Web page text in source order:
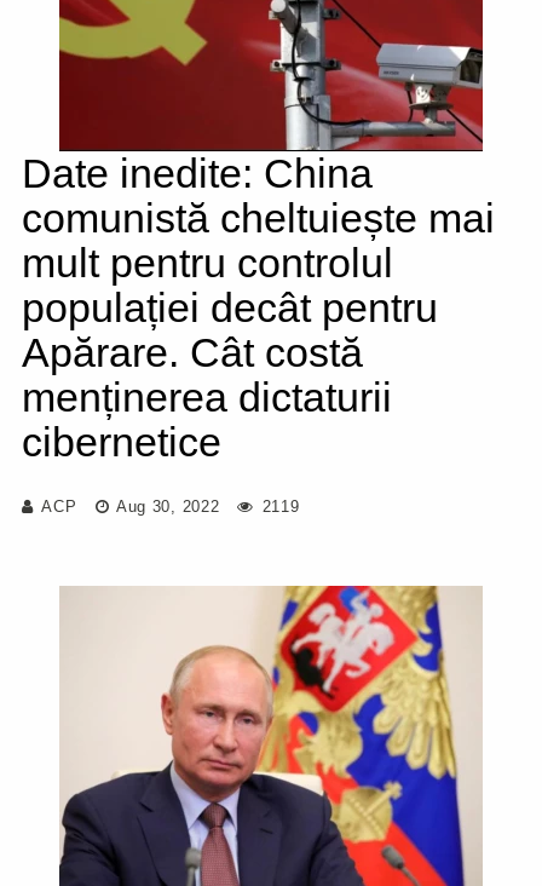
Date inedite: China
comunistă cheltuiește mai
mult pentru controlul
populației decât pentru
Apărare. Cât costă
menținerea dictaturii
cibernetice
ACP Aug 30, 2022 2119